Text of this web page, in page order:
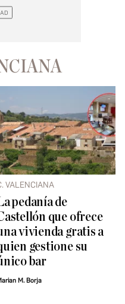
VALENCIANA
pedanía de
que ofrece
vivienda gratis a
gestione su
bar
M. Borja